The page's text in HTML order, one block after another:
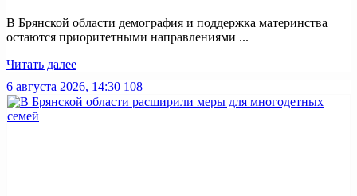
В Брянской области демография и поддержка материнства
остаются приоритетными направлениями ...
Читать далее
6 августа 2026, 14:30 108